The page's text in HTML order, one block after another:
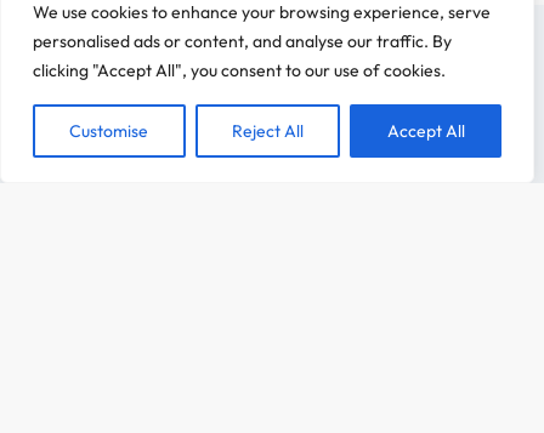
We use cookies to enhance your browsing experience, serve
personalised ads or content, and analyse our traffic. By
clicking "Accept All", you consent to our use of cookies.
Customise Reject All Accept All
On a attendu d'être sûr que le contenu de notre site vous intéresse avant de
C'est OK pour vous ?
ACCEPTER